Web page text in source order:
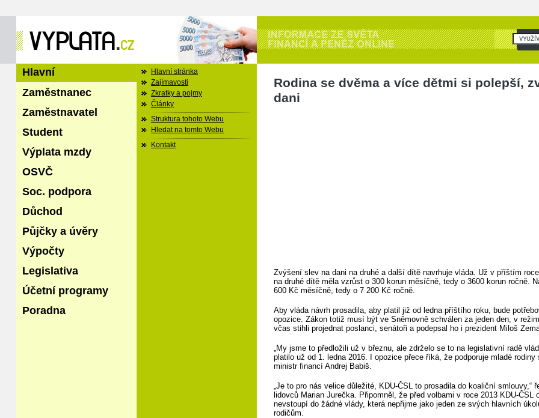
Rodina se dvěma a více dětmi si polepší,
dani
Zvýšení slev na dani na druhé a další dítě navrhuje vláda. Už v příštím
na druhé dítě měla vzrůst o 300 korun měsíčně, tedy o 3600 korun ročně.
600 Kč měsíčně, tedy o 7 200 Kč ročně.
Aby vláda návrh prosadila, aby platil již od ledna příštího roku, bude
opozice. Zákon totiž musí být ve Sněmovně schválen za jeden den, v
včas stihli projednat poslanci, senátoři a podepsal ho i prezident Miloš
„My jsme to předložili už v březnu, ale zdrželo se to na legislativní radě
platilo už od 1. ledna 2016. I opozice přece říká, že podporuje mladé rodiny
ministr financí Andrej Babiš.
„Je to pro nás velice důležité, KDU-ČSL to prosadila do koaliční smlouvy,“
lidovců Marian Jurečka. Připomněl, že před volbami v roce 2013 KDU-ČSL
nevstoupí do žádné vlády, která nepřijme jako jeden ze svých hlavních
rodičům.
Hlavní
Zaměstnanec
Zaměstnavatel
Student
Výplata mzdy
OSVČ
Soc. podpora
Důchod
Půjčky a úvěry
Výpočty
Legislativa
Účetní programy
Poradna
Hlavní stránka
Zajímavosti
Zkratky a pojmy
Články
Struktura tohoto Webu
Hledat na tomto Webu
Kontakt